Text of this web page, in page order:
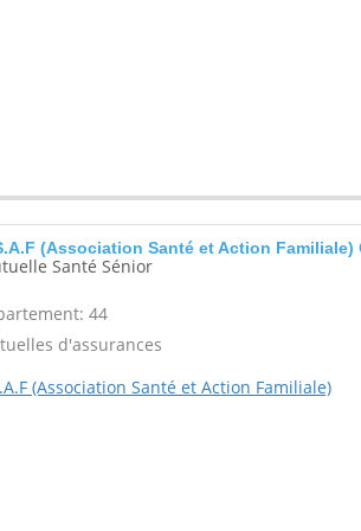
(Association Santé et Action Familiale)
Santé Sénior
44
d'assurances
(Association Santé et Action Familiale)